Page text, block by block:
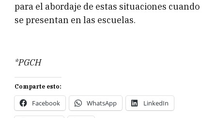
para el abordaje de estas situaciones cuando
se presentan en las escuelas.
*PGCH
Comparte esto:
Facebook WhatsApp LinkedIn